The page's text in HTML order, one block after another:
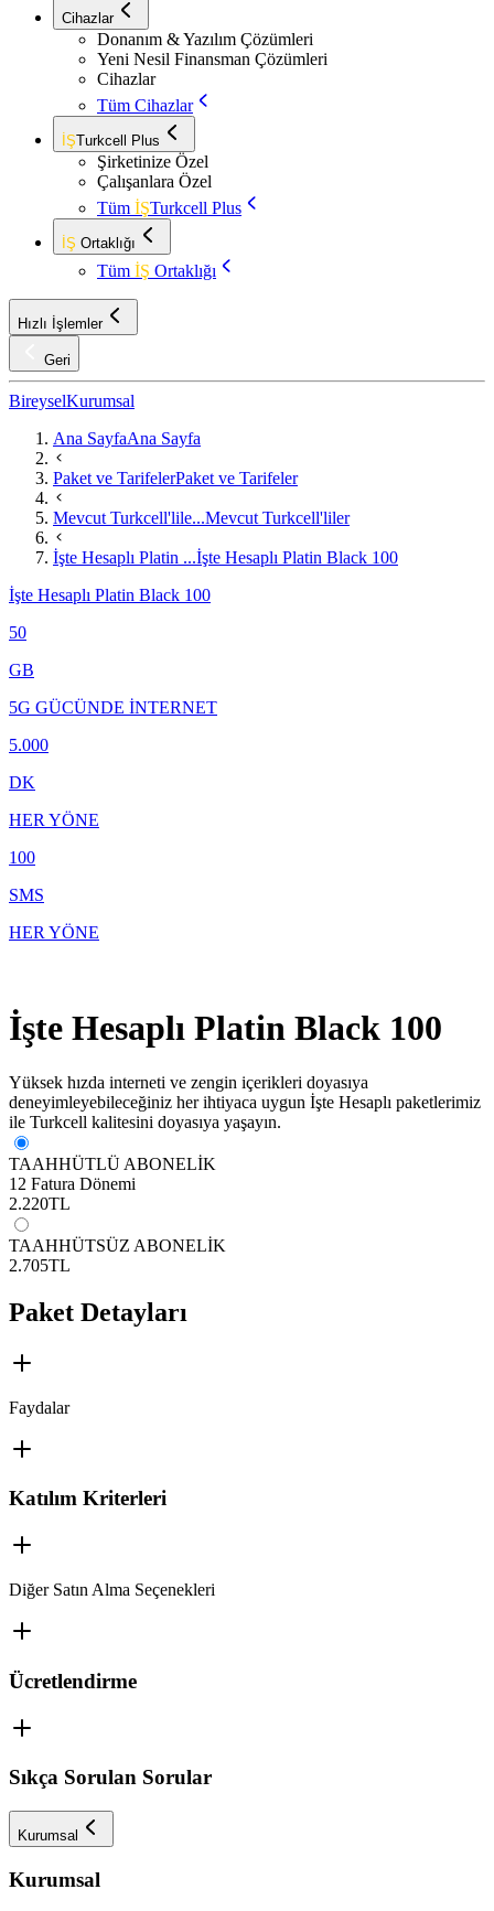
Cihazlar
Donanım & Yazılım Çözümleri
Yeni Nesil Finansman Çözümleri
Cihazlar
Tüm Cihazlar
İŞTurkcell Plus
Şirketinize Özel
Çalışanlara Özel
Tüm İŞTurkcell Plus
İŞ Ortaklığı
Tüm İŞ Ortaklığı
Hızlı İşlemler
Geri
BireyselKurumsal
Ana SayfaAna Sayfa
Paket ve TarifelerPaket ve Tarifeler
Mevcut Turkcell'lile...Mevcut Turkcell'liler
İşte Hesaplı Platin ...İşte Hesaplı Platin Black 100
İşte Hesaplı Platin Black 100
50
GB
5G GÜCÜNDE İNTERNET
5.000
DK
HER YÖNE
100
SMS
HER YÖNE
İşte Hesaplı Platin Black 100
Yüksek hızda interneti ve zengin içerikleri doyasıya
deneyimleyebileceğiniz her ihtiyaca uygun İşte Hesaplı paketlerimiz
ile Turkcell kalitesini doyasıya yaşayın.​
TAAHHÜTLÜ ABONELİK
12 Fatura Dönemi
2.220TL
TAAHHÜTSÜZ ABONELİK
2.705TL
Paket Detayları
Faydalar
Katılım Kriterleri
Diğer Satın Alma Seçenekleri
Ücretlendirme
Sıkça Sorulan Sorular
Kurumsal
Kurumsal